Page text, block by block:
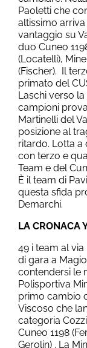
Paoletti che
altissimo
vantaggio su
duo Cuneo
(Locatelli),
(Fischer). Il
primato del
Laschi verso
campioni
Martinelli del
posizione al
ritardo. Lotta
con terzo e
Team e del
È il team di
questa sfida
Demarchi.
LA CRONACA
49 i team al
di gara a
contendersi le
Polisportiva
primo cambio
Viscoso che
categoria
Cuneo 1198
Gerolin) . La